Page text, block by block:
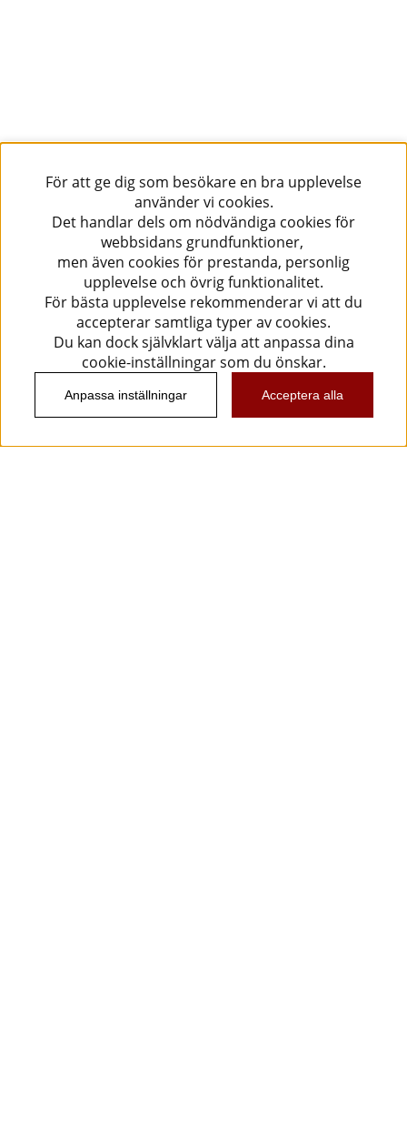
För att ge dig som besökare en bra upplevelse
använder vi cookies.
Det handlar dels om nödvändiga cookies för
webbsidans grundfunktioner,
men även cookies för prestanda, personlig
upplevelse och övrig funktionalitet.
För bästa upplevelse rekommenderar vi att du
accepterar samtliga typer av cookies.
Du kan dock självklart välja att anpassa dina
cookie-inställningar som du önskar.
Anpassa inställningar Acceptera alla